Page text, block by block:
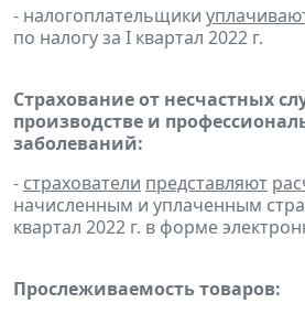
- налогоплательщики
по налогу за I квартал 2022 г.
Страхование от несчастных
производстве и
заболеваний:
- страхователи представляют
начисленным и уплаченным
квартал 2022 г. в форме
Прослеживаемость товаров: